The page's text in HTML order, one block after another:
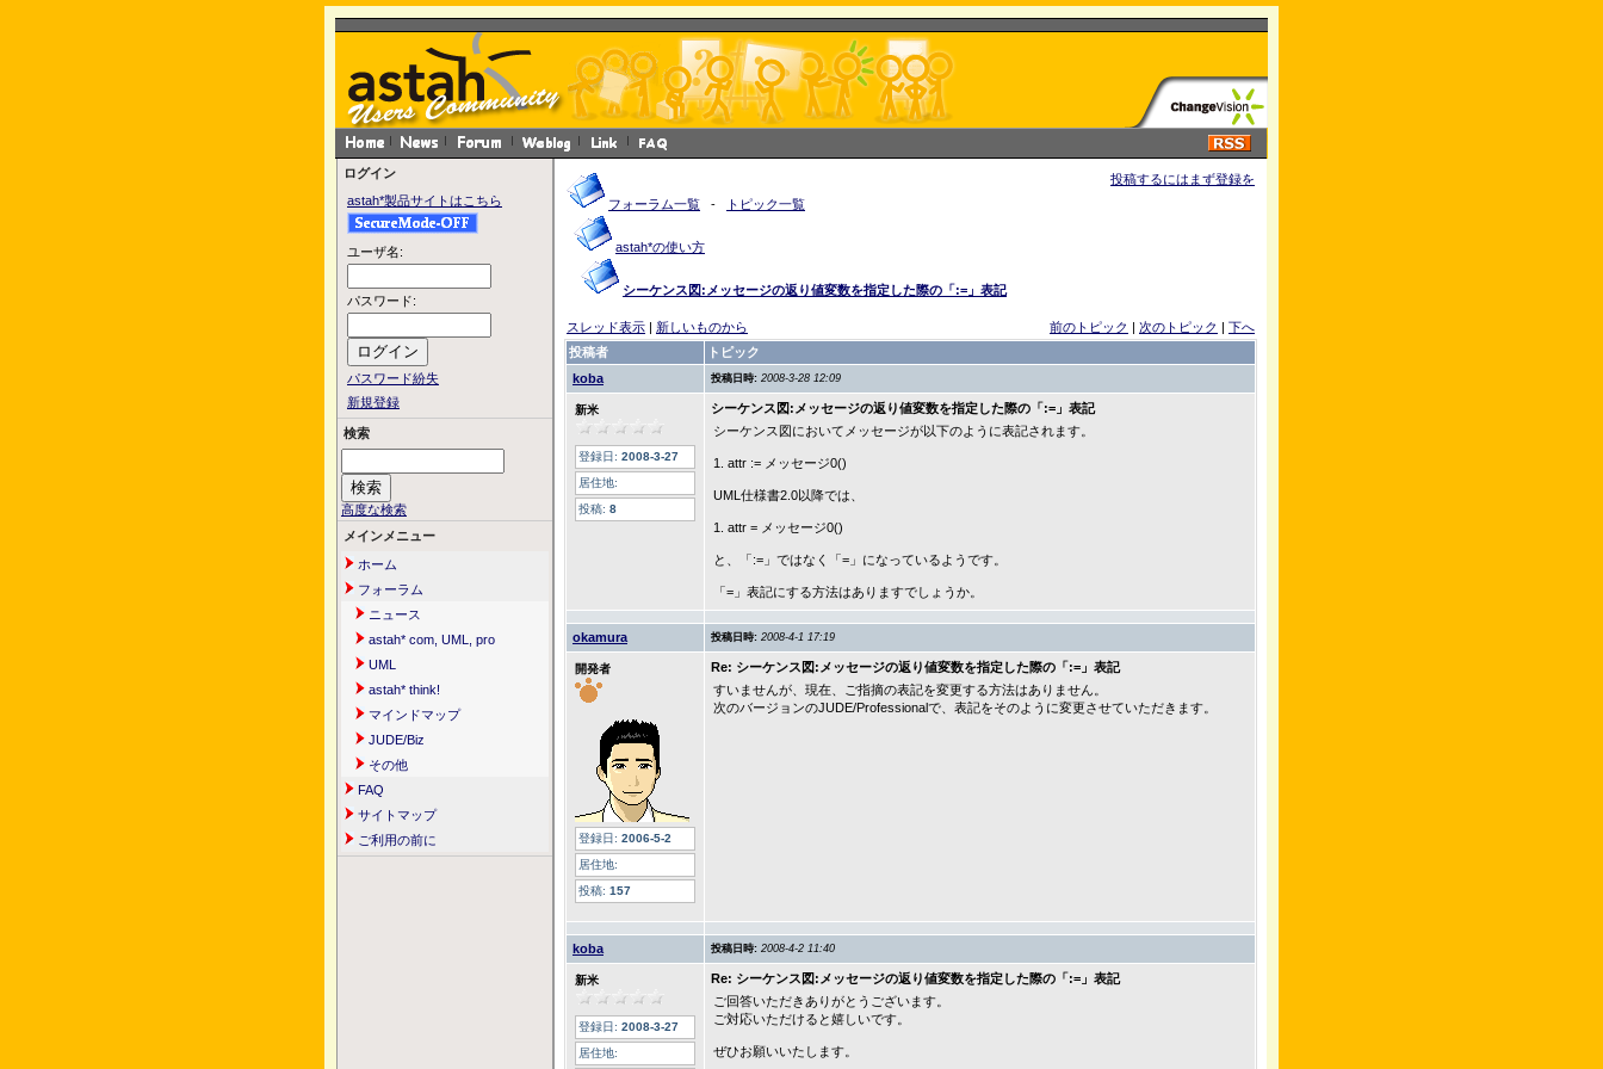
ログイン
astah*製品サイトはこちら
ユーザ名:
パスワード:
パスワード紛失
新規登録
検索
高度な検索
メインメニュー
ホーム
フォーラム
ニュース
astah* com, UML, pro
UML
astah* think!
マインドマップ
JUDE/Biz
その他
FAQ
サイトマップ
ご利用の前に
フォーラム一覧 - トピック一覧
astah*の使い方
シーケンス図:メッセージの返り値変数を指定した際の「:=」表記
投稿するにはまず登録を
スレッド表示 | 新しいものから 前のトピック | 次のトピック | 下へ
投稿者
トピック
koba
投稿日時: 2008-3-28 12:09
新米
登録日: 2008-3-27
居住地:
投稿: 8
シーケンス図:メッセージの返り値変数を指定した際の「:=」表記
シーケンス図においてメッセージが以下のように表記されます。
1. attr := メッセージ0()
UML仕様書2.0以降では、
1. attr = メッセージ0()
と、「:=」ではなく「=」になっているようです。
「=」表記にする方法はありますでしょうか。
okamura 投稿日時: 2008-4-1 17:19
開発者
登録日: 2006-5-2
居住地:
投稿: 157
Re: シーケンス図:メッセージの返り値変数を指定した際の「:=」表記
すいませんが、現在、ご指摘の表記を変更する方法はありません。
次のバージョンのJUDE/Professionalで、表記をそのように変更させていただきます。
koba 投稿日時: 2008-4-2 11:40
新米
登録日: 2008-3-27
居住地:
Re: シーケンス図:メッセージの返り値変数を指定した際の「:=」表記
ご回答いただきありがとうございます。
ご対応いただけると嬉しいです。
ぜひお願いいたします。